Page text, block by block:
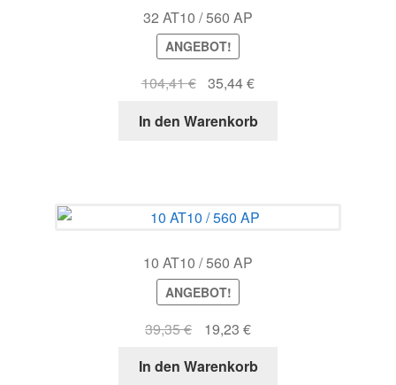
32 AT10 / 560 AP
ANGEBOT!
104,41€ Ursprünglicher
war:
35,44€Aktueller
ist:
In den Warenkorb
10 AT10 / 560 AP
ANGEBOT!
39,35€
Ursprünglicher
war:
19,23 €Aktueller
ist:
In den Warenkorb